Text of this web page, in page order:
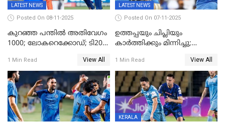
LATEST NEWS
Posted On 08-11-2025
കുറഞ്ഞ പന്തിൽ അതിവേഗം
1000; ലോകറെക്കോഡ്; ടി20
അപൂര്‍വനേട്ടവുമായി
അഭിഷേക് ശർമ
1 Min Read View All
LATEST NEWS
Posted On 07-11-2025
ഉത്തപ്പയും ചിപ്ലിയും
കാർത്തിക്കും മിന്നിച്ചു;
ഇന്ത്യ; ഹോങ്കോങ് സിക്സസ്
ക്രിക്കറ്റ് ടൂർണമെന്റിൽ ജയം
1 Min Read View All
KERALA